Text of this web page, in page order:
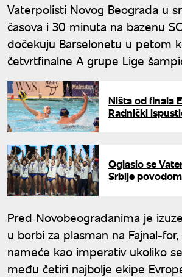
Vaterpolisti Novog Beograda u
časova i 30 minuta na bazenu
dočekuju Barselonetu u petom
četvrtfinalne A grupe Lige
Ništa od finala
Radnički
Oglasio se
Srbije
Pred Novobeograđanima je
u borbi za plasman na Fajnal-
nameće kao imperativ ukoliko
među četiri najbolje ekipe